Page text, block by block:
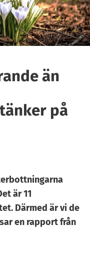
än
på
är 11
Därmed är vi de
en rapport från